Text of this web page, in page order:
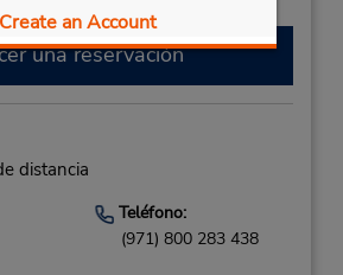
Create an Account
una reservación
distancia
Teléfono:
(971) 800 283 438